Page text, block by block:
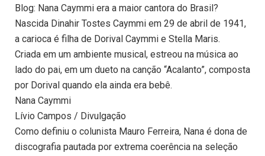
Blog: Nana Caymmi era a maior cantora do Brasil?
Nascida Dinahir Tostes Caymmi em 29 de abril de 1941,
a carioca é filha de Dorival Caymmi e Stella Maris.
Criada em um ambiente musical, estreou na música ao
lado do pai, em um dueto na canção “Acalanto”, composta
por Dorival quando ela ainda era bebê.
Nana Caymmi
Lívio Campos / Divulgação
Como definiu o colunista Mauro Ferreira, Nana é dona de
discografia pautada por extrema coerência na seleção